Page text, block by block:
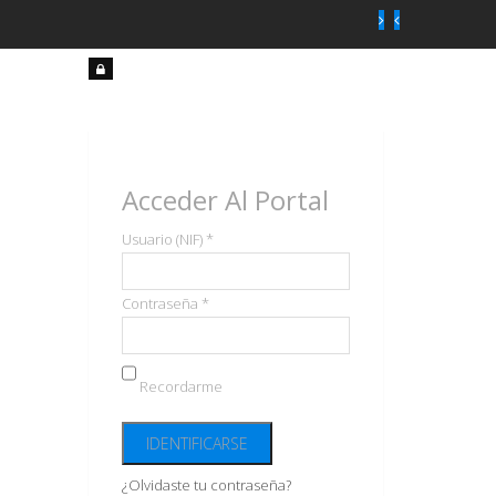
Acceder Al Portal
Usuario (NIF) *
Contraseña *
Recordarme
¿Olvidaste tu contraseña?